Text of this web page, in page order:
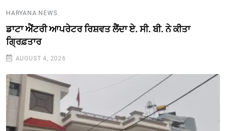
HARYANA NEWS
ਡਾਟਾ ਐਂਟਰੀ ਆਪਰੇਟਰ ਰਿਸ਼ਵਤ ਲੈਂਦਾ ਏ. ਸੀ. ਬੀ. ਨੇ ਕੀਤਾ
ਗ੍ਰਿਫ਼ਤਾਰ
AUGUST 4, 2026